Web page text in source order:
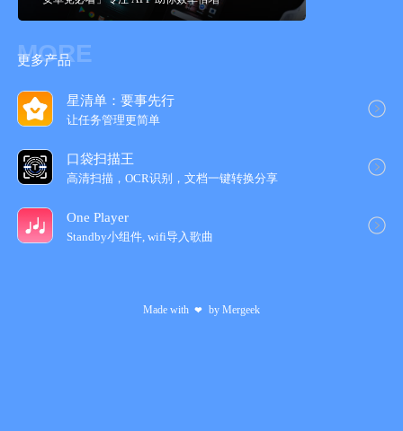
MORE
更多产品
星清单：要事先行
让任务管理更简‪单‬
口袋扫描王
高清扫描，OCR识别，文档一键转换分享
One Player
Standby小组件, wifi导入歌‪曲‬
Made with ❤ by Mergeek